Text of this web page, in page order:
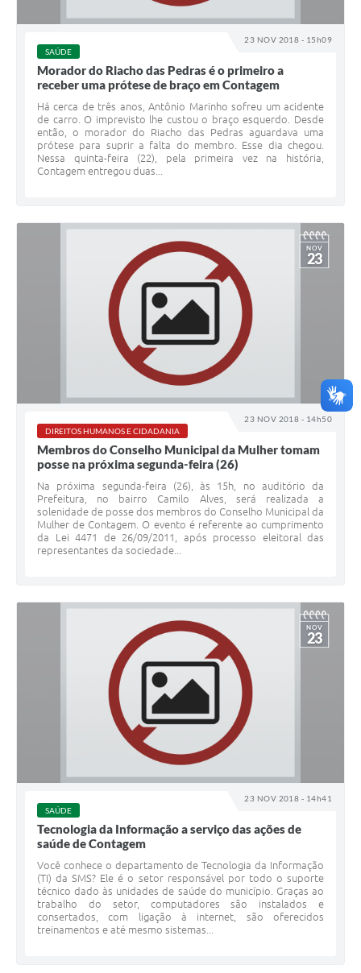
23 NOV 2018 - 15h09
SAÚDE
Morador do Riacho das Pedras é o primeiro a
receber uma prótese de braço em Contagem
Há cerca de três anos, Antônio Marinho sofreu um acidente
de carro. O imprevisto lhe custou o braço esquerdo. Desde
então, o morador do Riacho das Pedras aguardava uma
prótese para suprir a falta do membro. Esse dia chegou.
Nessa quinta-feira (22), pela primeira vez na história,
Contagem entregou duas...
23 NOV 2018 - 14h50
NOV
23
DIREITOS HUMANOS E CIDADANIA
Membros do Conselho Municipal da Mulher tomam
posse na próxima segunda-feira (26)
Na próxima segunda-feira (26), às 15h, no auditório da
Prefeitura, no bairro Camilo Alves, será realizada a
solenidade de posse dos membros do Conselho Municipal da
Mulher de Contagem. O evento é referente ao cumprimento
da Lei 4471 de 26/09/2011, após processo eleitoral das
representantes da sociedade...
23 NOV 2018 - 14h41
NOV
23
SAÚDE
Tecnologia da Informação a serviço das ações de
saúde de Contagem
Você conhece o departamento de Tecnologia da Informação
(TI) da SMS? Ele é o setor responsável por todo o suporte
técnico dado às unidades de saúde do município. Graças ao
trabalho do setor, computadores são instalados e
consertados, com ligação à internet, são oferecidos
treinamentos e até mesmo sistemas...